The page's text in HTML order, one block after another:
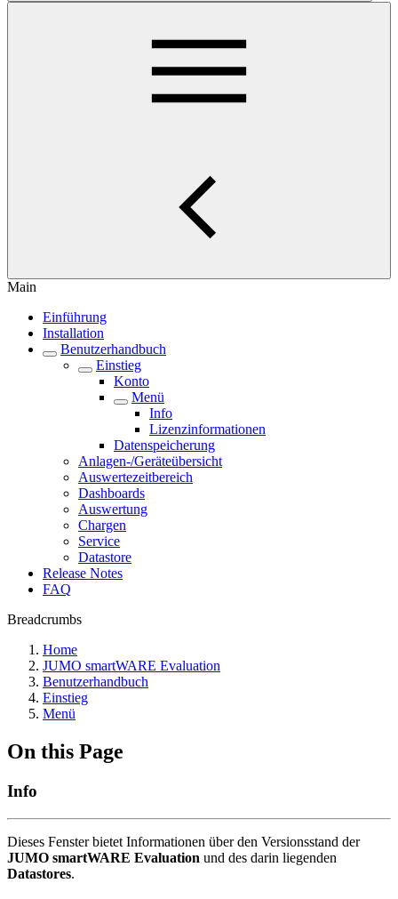
Main
Einführung
Installation
Benutzerhandbuch
Einstieg
Konto
Menü
Info
Lizenzinformationen
Datenspeicherung
Anlagen-/Geräteübersicht
Auswertezeitbereich
Dashboards
Auswertung
Chargen
Service
Datastore
Release Notes
FAQ
Breadcrumbs
Home
JUMO smartWARE Evaluation
Benutzerhandbuch
Einstieg
Menü
On this Page
Info
Dieses Fenster bietet Informationen über den Versionsstand der
JUMO smartWARE Evaluation und des darin liegenden
Datastores.